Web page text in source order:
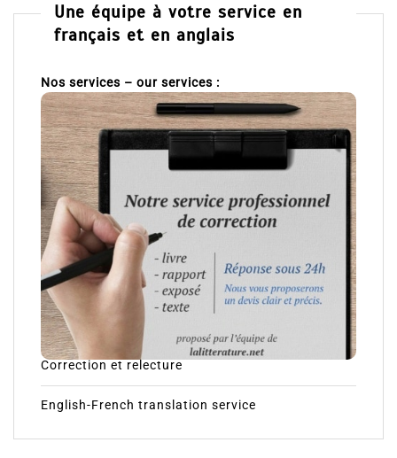
Une équipe à votre service en
français et en anglais
Nos services – our services :
Correction et relecture
English-French translation service